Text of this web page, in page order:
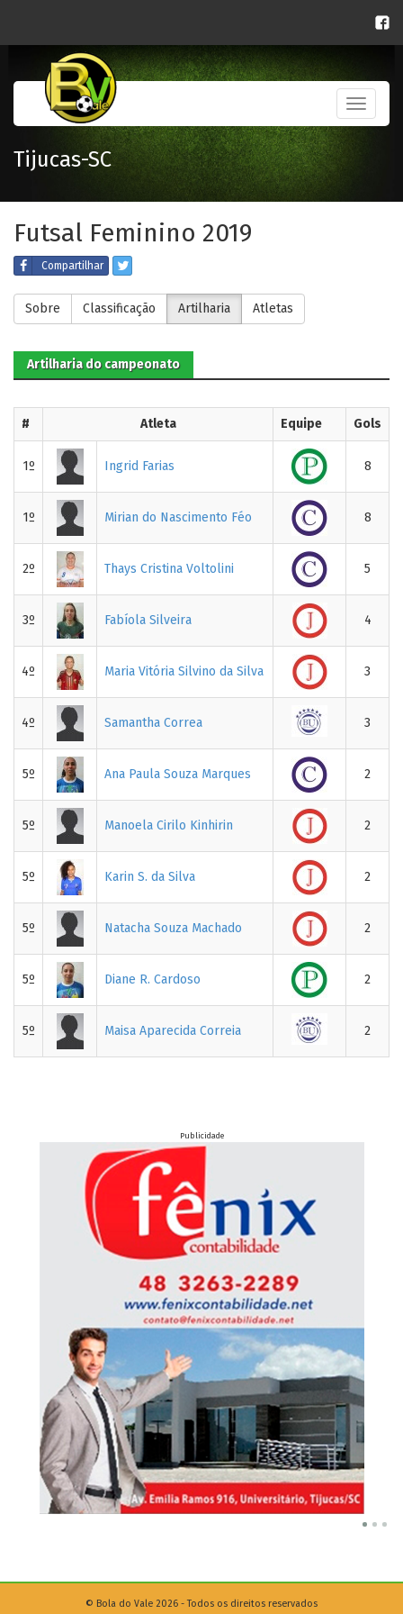
Toggle
Tijucas-SC
Futsal Feminino 2019
Compartilhar
Sobre Classificação Artilharia Atletas
Artilharia do campeonato
# Atleta Equipe Gols
1º Ingrid Farias 8
1º Mirian do Nascimento Féo 8
2º Thays Cristina Voltolini 5
3º Fabíola Silveira 4
4º Maria Vitória Silvino da Silva 3
4º Samantha Correa 3
5º Ana Paula Souza Marques 2
5º Manoela Cirilo Kinhirin 2
5º Karin S. da Silva 2
5º Natacha Souza Machado 2
5º Diane R. Cardoso 2
5º Maisa Aparecida Correia 2
Publicidade
© Bola do Vale 2026 - Todos os direitos reservados